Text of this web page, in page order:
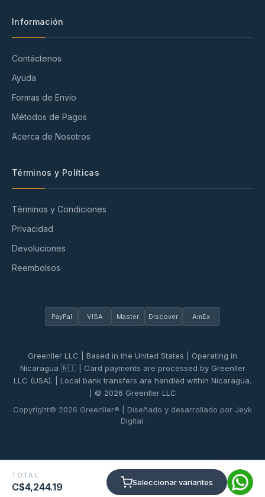
TOTAL
C$4,244.19 Seleccionar variantes
Información
Contáctenos
Ayuda
Formas de Envío
Métodos de Pagos
Acerca de Nosotros
Términos y Políticas
Términos y Condiciones
Privacidad
Devoluciones
Reembolsos
PayPal VISA Master Discover AmEx
Greenller LLC | Based in the United States | Operating in
Nicaragua 🇳🇮 | Card payments are processed by Greenller
LLC (USA). | Local bank transfers are handled within Nicaragua.
| © 2026 Greenller LLC
Copyright© 2026 Greenller® | Diseñado y desarrollado por Jeyk
Digital.
0